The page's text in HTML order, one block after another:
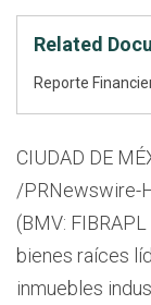
Related
Reporte
CIUDAD DE
/PRNewswire-
(BMV:
bienes raíces
inmuebles